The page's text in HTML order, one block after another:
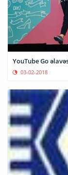
YouTube Go
03-02-2018